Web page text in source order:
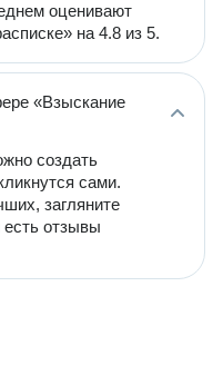
оценивают
на 4.8 из 5.
«Взыскание
создать
сами.
загляните
отзывы